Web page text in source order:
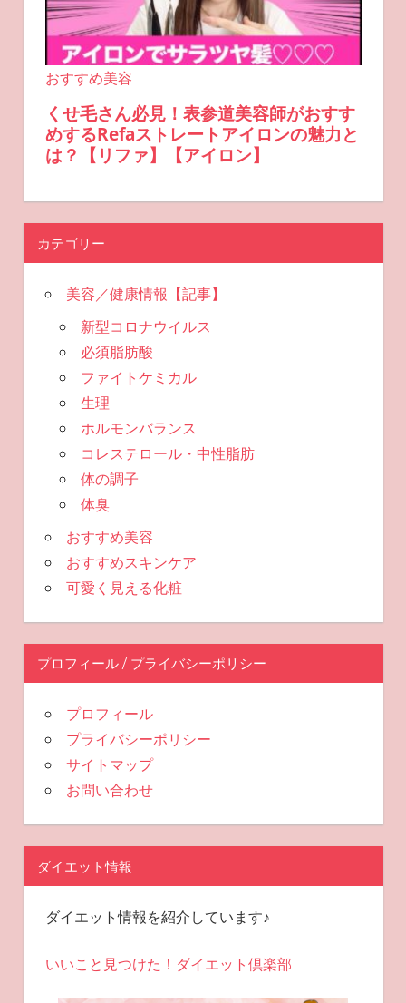
カテゴリー
美容／健康情報【記事】
新型コロナウイルス
必須脂肪酸
ファイトケミカル
生理
ホルモンバランス
コレステロール・中性脂肪
体の調子
体臭
おすすめ美容
おすすめスキンケア
可愛く見える化粧
プロフィール / プライバシーポリシー
プロフィール
プライバシーポリシー
サイトマップ
お問い合わせ
ダイエット情報
ダイエット情報を紹介しています♪
いいこと見つけた！ダイエット倶楽部